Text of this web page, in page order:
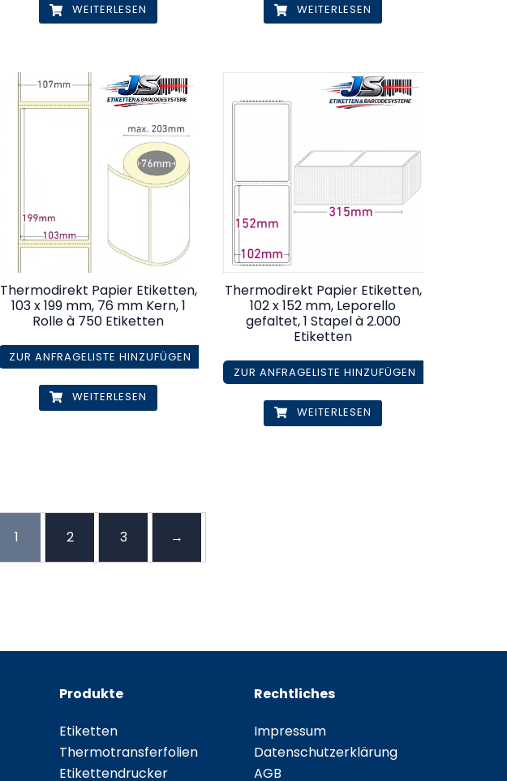
WEITERLESEN WEITERLESEN
Thermodirekt Papier Etiketten,
103 x 199 mm, 76 mm Kern, 1
Rolle à 750 Etiketten
ZUR ANFRAGELISTE HINZUFÜGEN
WEITERLESEN
Thermodirekt Papier Etiketten,
102 x 152 mm, Leporello
gefaltet, 1 Stapel à 2.000
Etiketten
ZUR ANFRAGELISTE HINZUFÜGEN
WEITERLESEN
1 2 3 →
Produkte
Etiketten
Thermotransferfolien
Etikettendrucker
Rechtliches
Impressum
Datenschutzerklärung
AGB